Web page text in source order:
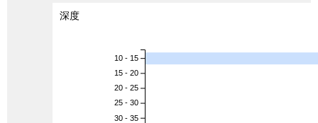
深度
10 - 15
15 - 20
20 - 25
25 - 30
30 - 35